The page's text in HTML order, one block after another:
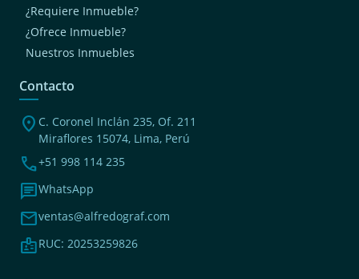
¿Requiere Inmueble?
¿Ofrece Inmueble?
Nuestros Inmuebles
Contacto
location_on C. Coronel Inclán 235, Of. 211
Miraflores 15074, Lima, Perú
phone+51 998 114 235
chatWhatsApp
mailventas@alfredograf.com
badgeRUC: 20253259826